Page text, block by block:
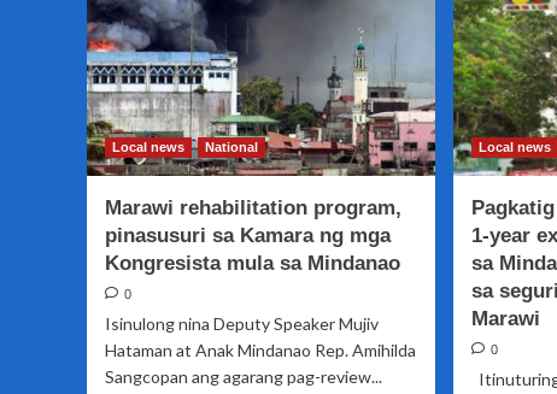
Local news National
Marawi rehabilitation program,
pinasusuri sa Kamara ng mga
Kongresista mula sa Mindanao
0
Isinulong nina Deputy Speaker Mujiv
Hataman at Anak Mindanao Rep. Amihilda
Sangcopan ang agarang pag-review...
Local news
1-year
sa
sa
Marawi
0